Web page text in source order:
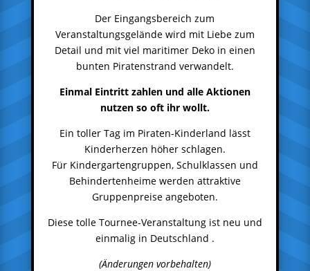
Der Eingangsbereich zum
Veranstaltungsgelände wird mit Liebe zum
Detail und mit viel maritimer Deko in einen
bunten Piratenstrand verwandelt.
Einmal Eintritt zahlen und alle Aktionen
nutzen so oft ihr wollt.
Ein toller Tag im Piraten-Kinderland lässt
Kinderherzen höher schlagen.
Für Kindergartengruppen, Schulklassen und
Behindertenheime werden attraktive
Gruppenpreise angeboten.
Diese tolle Tournee-Veranstaltung ist neu und
einmalig in Deutschland .
(Änderungen vorbehalten)